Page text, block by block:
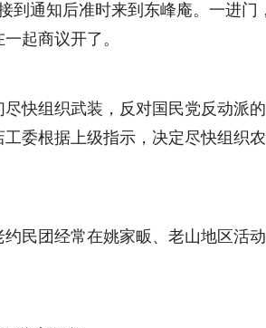
通知后准时来到东峰庵。一进门
起商议开了。
组织武装，反对国民党反动派
委根据上级指示，决定尽快组织
团经常在姚家畈、老山地区活